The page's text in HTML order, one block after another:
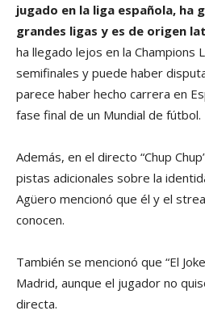
jugado en la liga española, ha
grandes ligas y es de origen
ha llegado lejos en la Champions
semifinales y puede haber
parece haber hecho carrera en
fase final de un Mundial de fútbol.
Además, en el directo “Chup
pistas adicionales sobre la
Agüero mencionó que él y el
conocen.
También se mencionó que “El
Madrid, aunque el jugador no
directa.